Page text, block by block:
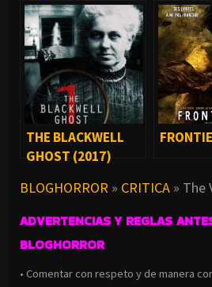
THE BLACKWELL
GHOST (2017)
BLOGHORROR » CRITICA » The
ADVERTENCIAS Y REGLAS
BLOGHORROR
• Comentar con respeto y de manera